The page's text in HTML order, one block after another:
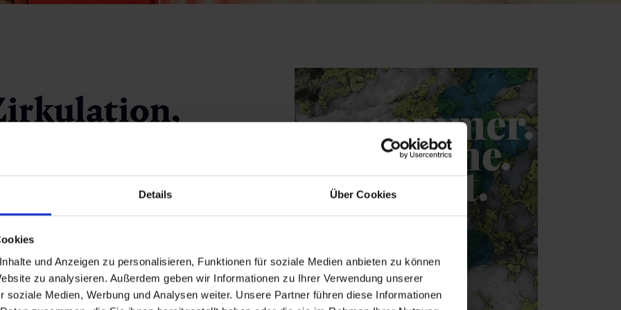
Details Über Cookies
und Anzeigen zu personalisieren, Funktionen für soziale Medien anbieten zu können
zu analysieren. Außerdem geben wir Informationen zu Ihrer Verwendung unserer
soziale Medien, Werbung und Analysen weiter. Unsere Partner führen diese Informationen
Kunst
s internationale Artist-in-
hochkarätigbesetztenJuryund mit
dersommer.frische.kunst.unter